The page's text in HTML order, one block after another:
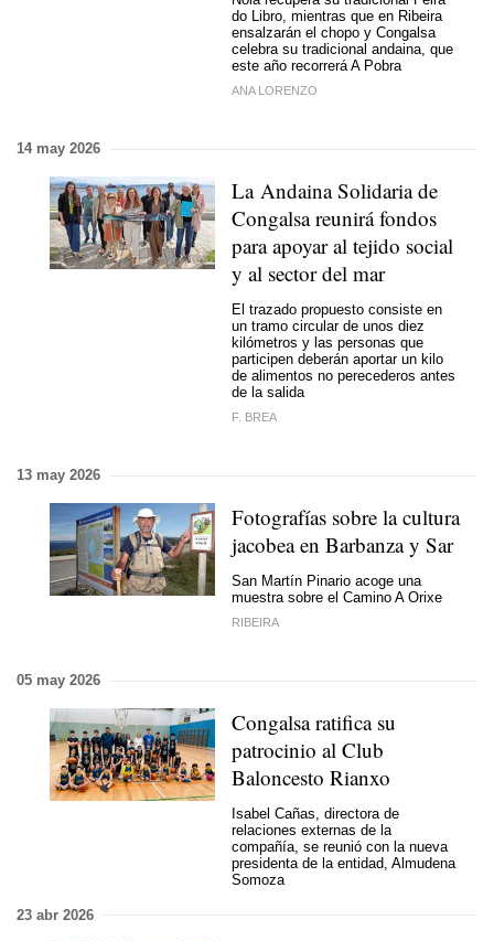
do Libro, mientras que en Ribeira
ensalzarán el chopo y Congalsa
celebra su tradicional andaina, que
este año recorrerá A Pobra
ANA LORENZO
14 may 2026
La Andaina Solidaria de
Congalsa reunirá fondos
para apoyar al tejido social
y al sector del mar
El trazado propuesto consiste en
un tramo circular de unos diez
kilómetros y las personas que
participen deberán aportar un kilo
de alimentos no perecederos antes
de la salida
F. BREA
13 may 2026
Fotografías sobre la cultura
jacobea en Barbanza y Sar
San Martín Pinario acoge una
muestra sobre el Camino A Orixe
RIBEIRA
05 may 2026
Congalsa ratifica su
patrocinio al Club
Baloncesto Rianxo
Isabel Cañas, directora de
relaciones externas de la
compañía, se reunió con la nueva
presidenta de la entidad, Almudena
Somoza
23 abr 2026